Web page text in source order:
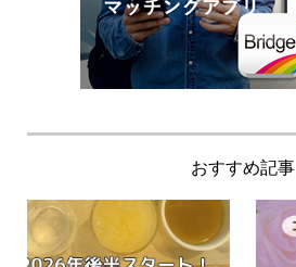
おすすめ記事